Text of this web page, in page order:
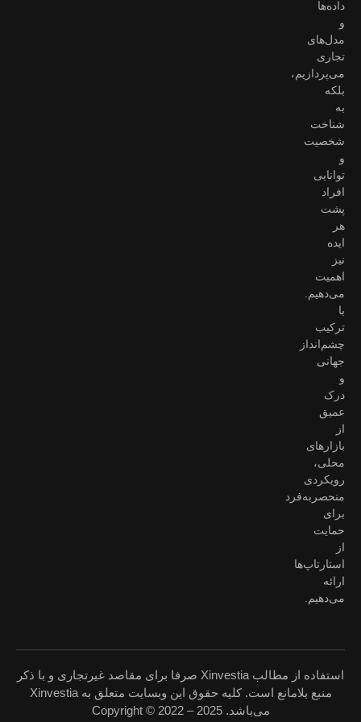
داده‌ها
و
مدل‌های
تجاری
می‌پردازیم،
بلکه
به
شناخت
شخصیت
و
توانایی
افراد
پشت
هر
ایده
نیز
اهمیت
می‌دهیم.
با
ترکیب
چشم‌انداز
جهانی
و
درک
عمیق
از
بازارهای
محلی،
رویکردی
منحصربه‌فرد
برای
حمایت
از
استارتاپ‌ها
ارائه
می‌دهیم.
استفاده از مطالب Xinvestia صرفا برای مقاصد غیرتجاری و با ذکر
منبع بلامانع است. کلیه حقوق این وبسایت متعلق بهXinvestia
می‌باشد. Copyright © 2022 – 2025